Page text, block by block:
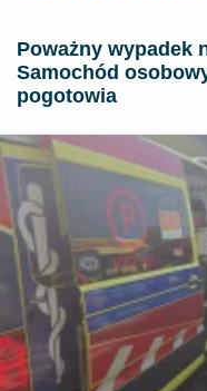
Poważny wypadek
Samochód
pogotowia